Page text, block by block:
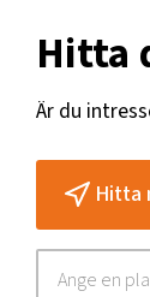
Hitta
Är du
Hitta